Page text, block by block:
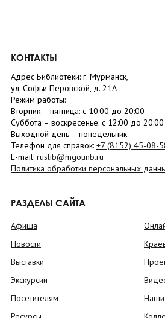
КОНТАКТЫ
Адрес Библиотеки: г. Мурманск,
ул. Софьи Перовской, д. 21А
Режим работы:
Вторник – пятница: с 10:00 до 20:00
Суббота – воскресенье: c 12:00 до 20:00
Выходной день – понедельник
Телефон для справок: +7 (8152) 45-08-
E-mail: ruslib@mgounb.ru
Политика обработки персональных
РАЗДЕЛЫ САЙТА
Афиша
Новости
Выставки
Экскурсии
Посетителям
Наши